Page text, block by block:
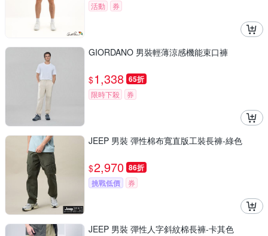
活動 券
GIORDANO 男裝輕薄涼感機能束口褲
$1,338 65折
限時下殺 券
JEEP 男裝 彈性棉布寬直版工裝長褲-綠色
$2,970 86折
挑戰低價 券
JEEP 男裝 彈性人字斜紋棉長褲-卡其色